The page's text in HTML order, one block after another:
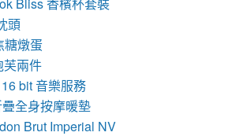
頭
糖燉蛋
芙兩件
bit 音樂服務
全身按摩暖墊
Brut Imperial NV